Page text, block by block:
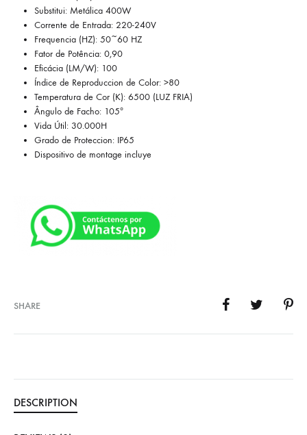
Substitui: Metálica 400W
Corrente de Entrada: 220-240V
Frequencia (HZ): 50~60 HZ
Fator de Potência: 0,90
Eficácia (LM/W): 100
Índice de Reproduccion de Color: >80
Temperatura de Cor (K): 6500 (LUZ FRIA)
Ângulo de Facho: 105º
Vida Útil: 30.000H
Grado de Proteccion: IP65
Dispositivo de montage incluye
SHARE
DESCRIPTION